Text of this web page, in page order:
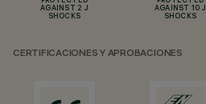
AGAINST 2 J
SHOCKS
AGAINST 10 J
SHOCKS
CERTIFICACIONES Y APROBACIONES